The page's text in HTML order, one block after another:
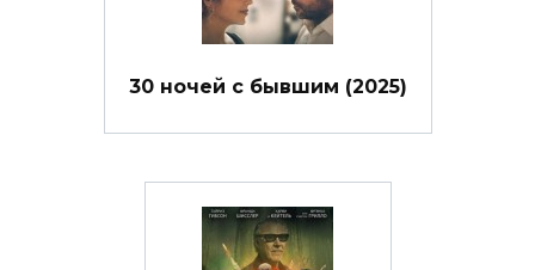
30 ночей с бывшим (2025)